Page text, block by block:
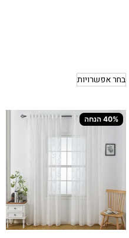
בחר אפשרויות
40% הנחה